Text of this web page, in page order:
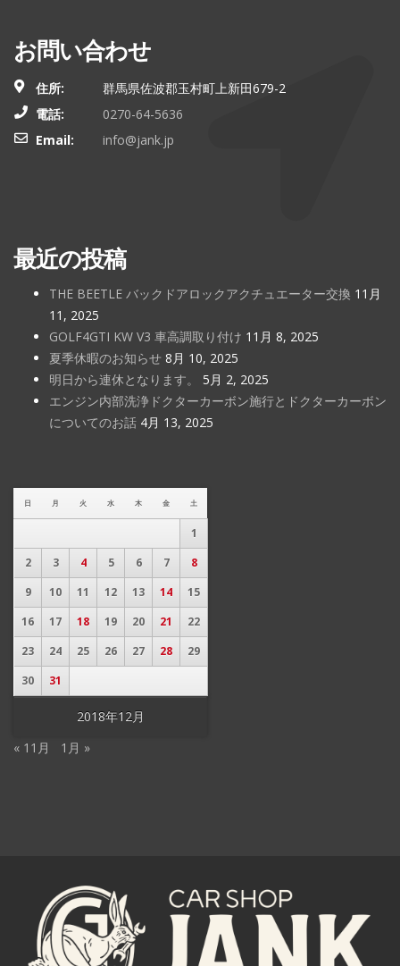
お問い合わせ
住所:
群馬県佐波郡玉村町上新田679-2
電話:
0270-64-5636
Email:
info@jank.jp
最近の投稿
THE BEETLE バックドアロックアクチュエーター交換 11月
11, 2025
GOLF4GTI KW V3 車高調取り付け 11月 8, 2025
夏季休暇のお知らせ 8月 10, 2025
明日から連休となります。
5月 2, 2025
エンジン内部洗浄ドクターカーボン施行とドクターカーボン
についてのお話 4月 13, 2025
2018年12月
日 月 火 水 木 金 土
1
2
3 4 5 6 7
8
9
10 11 12 13 14
15
16
17 18 19 20 21
22
23
24 25 26 27 28
29
30
31
« 11月 1月 »